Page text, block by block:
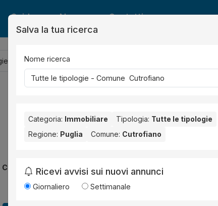
Guide News Contatti
Cutrofiano.
Salva la tua ricerca
Nome ricerca
Categoria: Immobiliare Tipologia: Tutte le tipologie
Regione: Puglia Comune: Cutrofiano
Ricevi avvisi sui nuovi annunci
Giornaliero Settimanale